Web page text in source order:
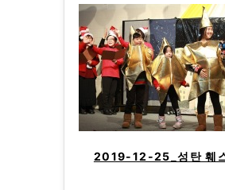
2019-12-25_성탄 훼